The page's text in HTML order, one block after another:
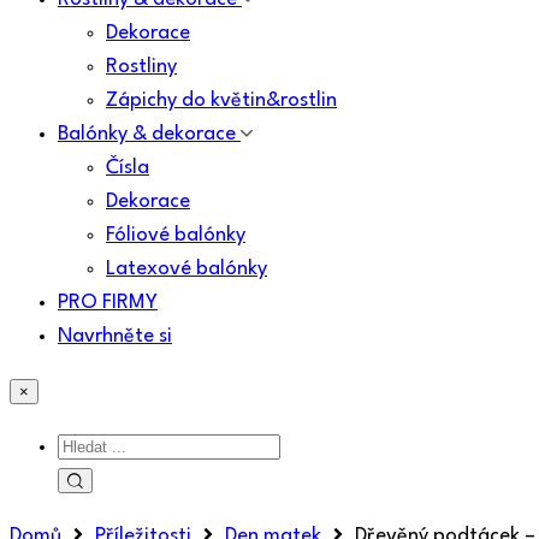
Dekorace
Rostliny
Zápichy do květin&rostlin
Balónky & dekorace
Čísla
Dekorace
Fóliové balónky
Latexové balónky
PRO FIRMY
Navrhněte si
×